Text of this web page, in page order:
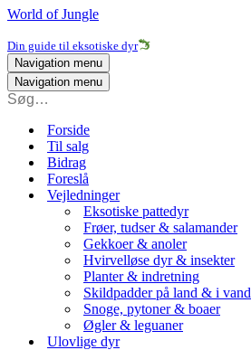
World of Jungle
Din guide til eksotiske dyr
Navigation menu
Navigation menu
Forside
Til salg
Bidrag
Foreslå
Vejledninger
Eksotiske pattedyr
Frøer, tudser & salamander
Gekkoer & anoler
Hvirvelløse dyr & insekter
Planter & indretning
Skildpadder på land & i vand
Snoge, pytoner & boaer
Øgler & leguaner
Ulovlige dyr